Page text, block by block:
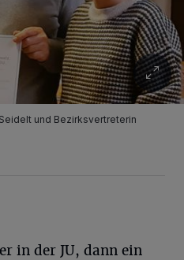
und Bezirksvertreterin
in der JU, dann ein